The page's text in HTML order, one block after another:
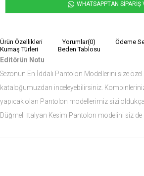
WHATSAPPTAN SİPARİŞ
Ürün Özellikleri Yorumlar(0)
Ödeme
Kumaş Türleri
Beden Tablosu
Editörün Notu
Sezonun En İddalı Pantolon Modellerini size
kataloğumuzdan inceleyebilirsiniz.
yapıcak olan Pantolon modellerimiz sizi
Düğmeli İtalyan Kesim Pantolon modelini siz de